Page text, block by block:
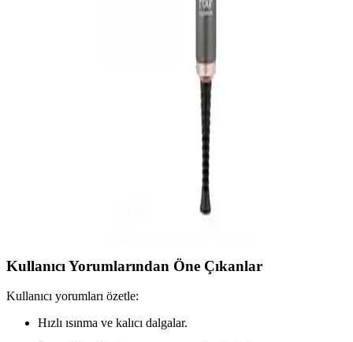
özellikleriyle modern yaşamda ideal tercih.
Gelişmiş Teknoloji ile Saç Şekillendirme
Arzum Vanessa saç maşası, hızlı ısınma, kontrollü ısı ayarları ve şık
tasarımıyla saç şekillendirmede güvenilir ve pratik bir seçenek
Media Markt Saç Maşası: Güvenilir ve Pratik
Elektronik Kişisel Bakım Ürünü
Media Markt saç maşaları, hızlı ısıtma, ayarlanabilir sıcaklık ve
güvenlik özellikleriyle pratik ve güvenilir kişisel bakım cihazları
Kullanıcı Yorumlarından Öne Çıkanlar
Kullanıcı yorumları özetle:
Hızlı ısınma ve kalıcı dalgalar.